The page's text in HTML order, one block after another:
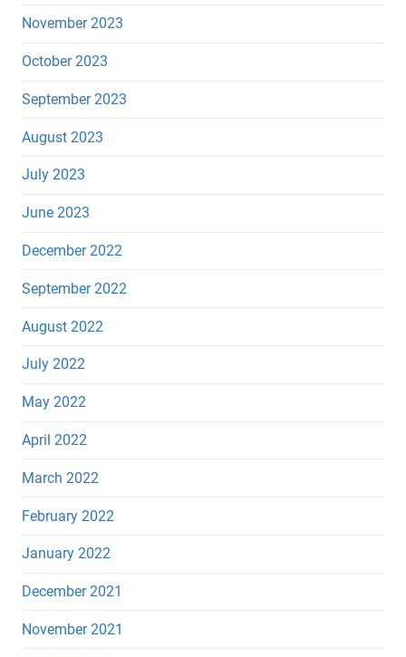
November 2023
October 2023
September 2023
August 2023
July 2023
June 2023
December 2022
September 2022
August 2022
July 2022
May 2022
April 2022
March 2022
February 2022
January 2022
December 2021
November 2021